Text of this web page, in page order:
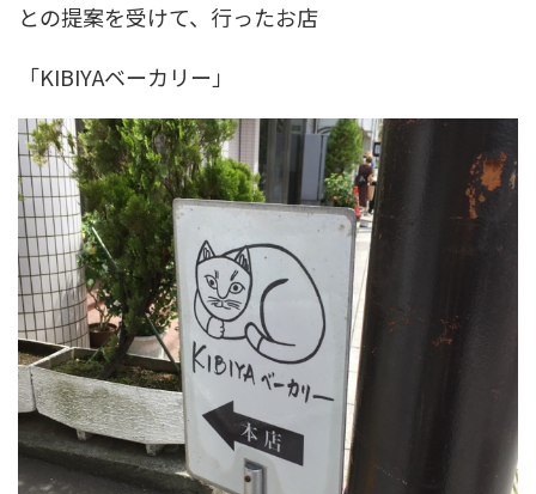
との提案を受けて、行ったお店
「KIBIYAベーカリー」